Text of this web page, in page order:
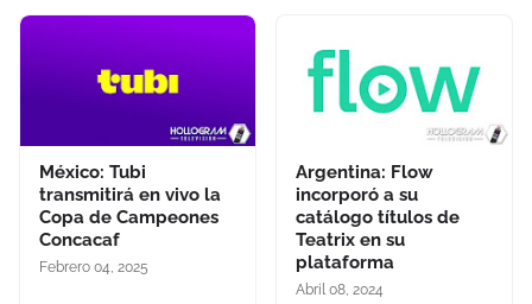
México: Tubi
transmitirá en vivo la
Copa de Campeones
Concacaf
Febrero 04, 2025
Argentina: Flow
incorporó a su
catálogo títulos de
Teatrix en su
plataforma
Abril 08, 2024